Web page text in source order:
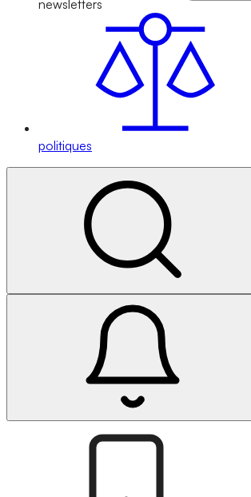
newsletters
politiques